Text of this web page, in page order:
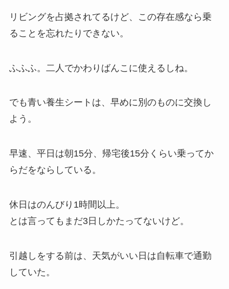
リビングを占拠されてるけど、この存在感なら乗
ることを忘れたりできない。
ふふふ。二人でかわりばんこに使えるしね。
でも青い養生シートは、早めに別のものに交換し
よう。
早速、平日は朝15分、帰宅後15分くらい乗ってか
らだをならしている。
休日はのんびり1時間以上。
とは言ってもまだ3日しかたってないけど。
引越しをする前は、天気がいい日は自転車で通勤
していた。